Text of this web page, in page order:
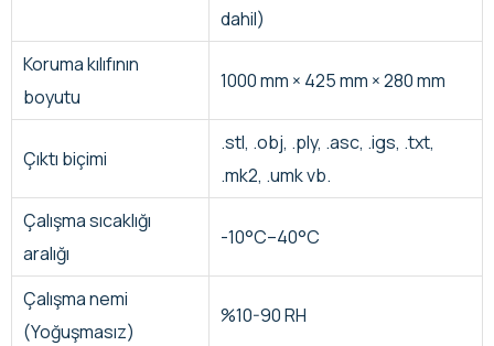
dahil)
Koruma kılıfının
boyutu
1000 mm × 425 mm × 280 mm
Çıktı biçimi
.stl, .obj, .ply, .asc, .igs, .txt,
.mk2, .umk vb.
Çalışma sıcaklığı
aralığı
-10°C–40°C
Çalışma nemi
(Yoğuşmasız)
%10-90 RH